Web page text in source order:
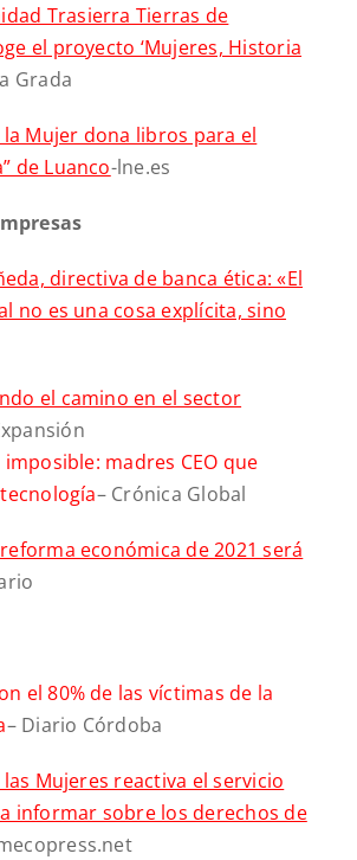
Trasierra Tierras de
el proyecto ‘Mujeres, Historia
Grada
Mujer dona libros para el
de Luanco-lne.es
directiva de banca ética: «El
no es una cosa explícita, sino
el camino en el sector
madres CEO que
– Crónica Global
económica de 2021 será
el 80% de las víctimas de la
– Diario Córdoba
Mujeres reactiva el servicio
informar sobre los derechos de